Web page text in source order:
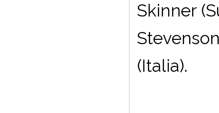
Skinner
(Italia).